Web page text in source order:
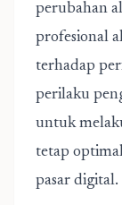
perubahan
profesional
terhadap
perilaku
untuk
tetap
pasar digital.